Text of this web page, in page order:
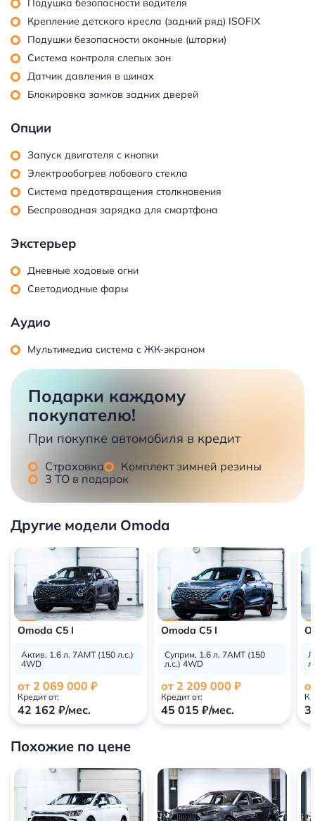
Подушка безопасности водителя
Крепление детского кресла (задний ряд) ISOFIX
Подушки безопасности оконные (шторки)
Система контроля слепых зон
Датчик давления в шинах
Блокировка замков задних дверей
Опции
Запуск двигателя с кнопки
Электрообогрев лобового стекла
Система предотвращения столкновения
Беспроводная зарядка для смартфона
Экстерьер
Дневные ходовые огни
Светодиодные фары
Аудио
Мультимедиа система с ЖК-экраном
Подарки каждому
покупателю!
При покупке автомобиля в кредит
Страховка
Комплект зимней резины
3 ТО в подарок
Другие модели Omoda
Omoda C5 I
Актив, 1.6 л. 7AMT (150 л.с.)
4WD
от 2 069 000 ₽
Кредит от:
42 162 ₽/мес.
Omoda C5 I
Суприм, 1.6 л. 7AMT (150
л.с.) 4WD
от 2 209 000 ₽
Кредит от:
45 015 ₽/мес.
Похожие по цене